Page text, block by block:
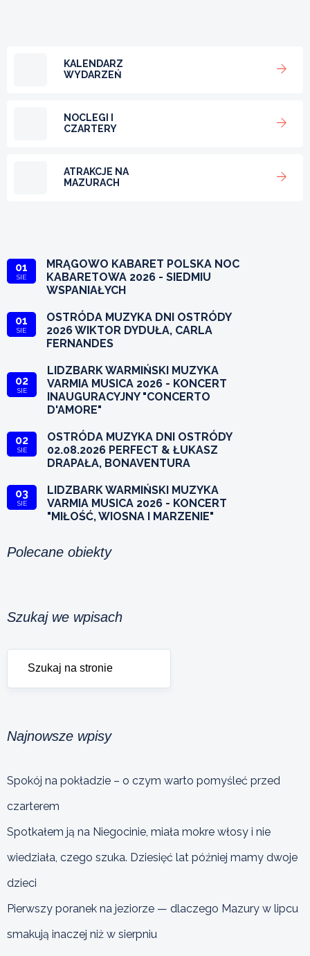
KALENDARZ
WYDARZEŃ
NOCLEGI I
CZARTERY
ATRAKCJE NA
MAZURACH
01
SIE
MRĄGOWO KABARET POLSKA NOC
KABARETOWA 2026 - SIEDMIU
WSPANIAŁYCH
01
SIE
OSTRÓDA MUZYKA DNI OSTRÓDY
2026 WIKTOR DYDUŁA, CARLA
FERNANDES
02
SIE
LIDZBARK WARMIŃSKI MUZYKA
VARMIA MUSICA 2026 - KONCERT
INAUGURACYJNY "CONCERTO
D'AMORE"
02
SIE
OSTRÓDA MUZYKA DNI OSTRÓDY
02.08.2026 PERFECT & ŁUKASZ
DRAPAŁA, BONAVENTURA
03
SIE
LIDZBARK WARMIŃSKI MUZYKA
VARMIA MUSICA 2026 - KONCERT
"MIŁOŚĆ, WIOSNA I MARZENIE"
Polecane obiekty
Szukaj we wpisach
Najnowsze wpisy
Spokój na pokładzie – o czym warto pomyśleć przed
czarterem
Spotkałem ją na Niegocinie, miała mokre włosy i nie
wiedziała, czego szuka. Dziesięć lat później mamy dwoje
dzieci
Pierwszy poranek na jeziorze — dlaczego Mazury w lipcu
smakują inaczej niż w sierpniu